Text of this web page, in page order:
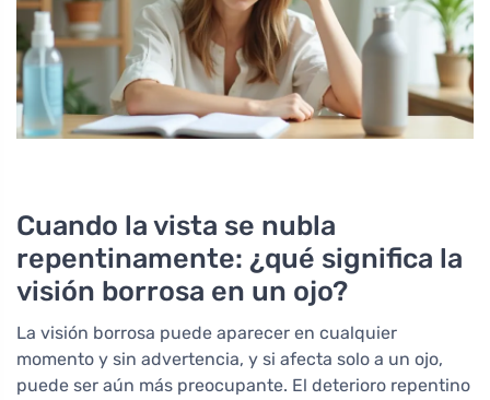
Cuando la vista se nubla
repentinamente: ¿qué significa la
visión borrosa en un ojo?
La visión borrosa puede aparecer en cualquier
momento y sin advertencia, y si afecta solo a un ojo,
puede ser aún más preocupante. El deterioro repentino